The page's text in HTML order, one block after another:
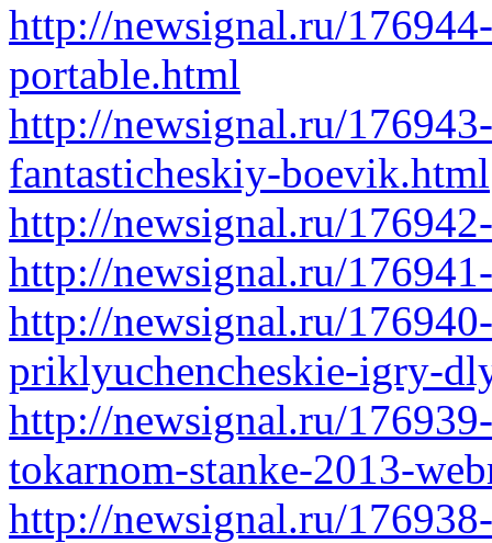
http://newsignal.ru/
portable.html
http://newsignal.ru/
fantasticheskiy-boevik.html
http://newsignal.ru/
http://newsignal.ru/
http://newsignal.ru/
priklyuchencheskie-igry-
http://newsignal.ru/
tokarnom-stanke-2013-
http://newsignal.ru/